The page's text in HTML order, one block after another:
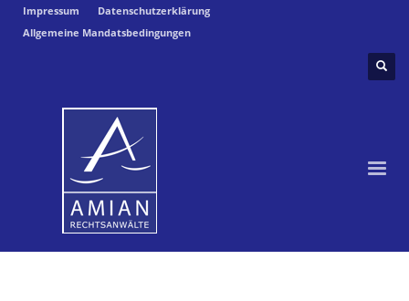
Impressum
Datenschutzerklärung
Allgemeine Mandatsbedingungen